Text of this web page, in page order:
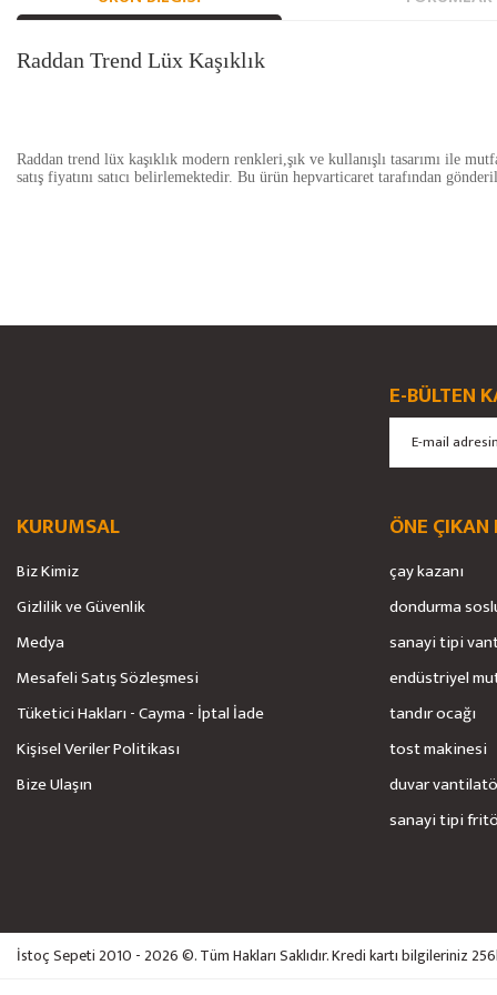
Raddan Trend Lüx Kaşıklık
Raddan trend lüx kaşıklık modern renkleri,şık ve kullanışlı tasarımı ile
satış fiyatını satıcı belirlemektedir. Bu ürün hepvarticaret tarafından
Görüş ve önerileriniz için teşekkür ederiz.
E-BÜLTEN
KURUMSAL
Biz Kimiz
Gizlilik ve Güvenlik
Medya
Mesafeli Satış Sözleşmesi
Tüketici Hakları - Cayma - İptal İade
Kişisel Veriler Politikası
Bize Ulaşın
ÖNE ÇIKAN
çay kazanı
dondurma
sanayi tipi
endüstriyel
tandır ocağı
tost makinesi
duvar
sanayi tipi
İstoç Sepeti 2010 - 2026 ©. Tüm Hakları Saklıdır. Kredi kartı bilgileriniz